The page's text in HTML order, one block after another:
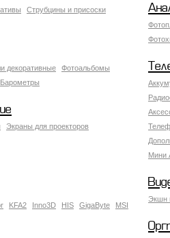
Струбцины и присоски
декоративные
Фотоальбомы
Барометры
Мини
Экраны для проекторов
Экшн
KFA2 Inno3D HIS GigaByte
MSI